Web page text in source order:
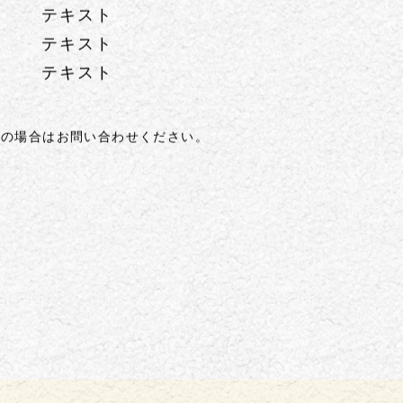
テキスト
テキスト
テキスト
テキスト
テキスト
テキスト
場合はお問い合わせください。